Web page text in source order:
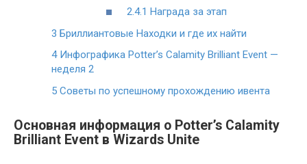
2.4.1 Награда за этап
3 Бриллиантовые Находки и где их найти
4Инфографика Potter’s Calamity Brilliant Event —
неделя 2
5 Советы по успешному прохождению ивента
Основная информация о Potter’s Calamity
Brilliant Event в Wizards Unite